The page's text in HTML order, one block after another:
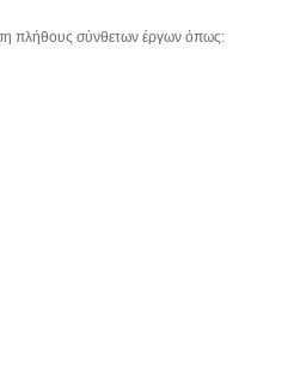
πλήθους σύνθετων έργων όπως: